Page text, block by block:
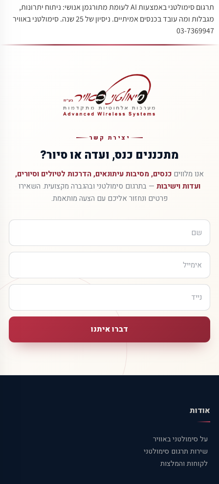
תרגום סימולטני באמצעות AI לעומת מתורגמן אנושי: ניתוח יתרונות,
מגבלות ומה עובד בכנסים אמיתיים. ניסיון של 25 שנה. סימולטני באוויר
03-7369947
יצירת קשר
מתכננים כנס, ועדה או סיור?
אנו מלווים כנסים, מסיבות עיתונאים, הדרכות לטיולים וסיורים,
ועדות וישיבות — בתרגום סימולטני ובהגברה מקצועית. השאירו
פרטים ונחזור אליכם עם הצעה מותאמת.
דברו איתנו
אודות
על סימולטני באוויר
שירות תרגום סימולטני
לקוחות והמלצות